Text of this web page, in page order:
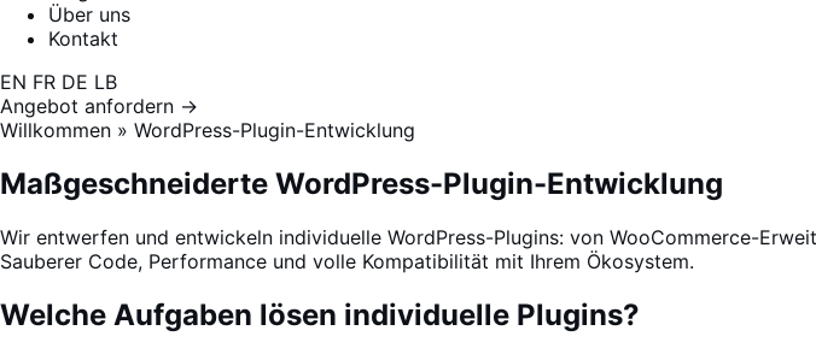
Über uns
Kontakt
EN FR DE LB
Angebot anfordern →
Willkommen » WordPress-Plugin-Entwicklung
Maßgeschneiderte WordPress-Plugin-Entwicklung
Wir entwerfen und entwickeln individuelle WordPress-Plugins: von WooCommerce-
Sauberer Code, Performance und volle Kompatibilität mit Ihrem Ökosystem.
Welche Aufgaben lösen individuelle Plugins?